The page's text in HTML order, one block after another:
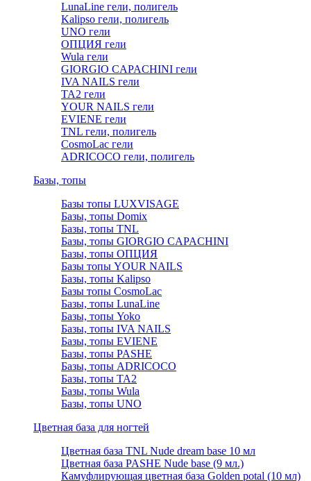
LunaLine гели, полигель
Kalipso гели, полигель
UNO гели
ОПЦИЯ гели
Wula гели
GIORGIO CAPACHINI гели
IVA NAILS гели
TA2 гели
YOUR NAILS гели
EVIENE гели
TNL гели, полигель
CosmoLac гели
ADRICOCO гели, полигель
Базы, топы
Базы топы LUXVISAGE
Базы, топы Domix
Базы, топы TNL
Базы, топы GIORGIO CAPACHINI
Базы, топы ОПЦИЯ
Базы топы YOUR NAILS
Базы, топы Kalipso
Базы топы CosmoLac
Базы, топы LunaLine
Базы, топы Yoko
Базы, топы IVA NAILS
Базы, топы EVIENE
Базы, топы PASHE
Базы, топы ADRICOCO
Базы, топы TA2
Базы, топы Wula
Базы, топы UNO
Цветная база для ногтей
Цветная база TNL Nude dream base 10 мл
Цветная база PASHE Nude base (9 мл.)
Камуфлирующая цветная база Golden potal (10 мл)